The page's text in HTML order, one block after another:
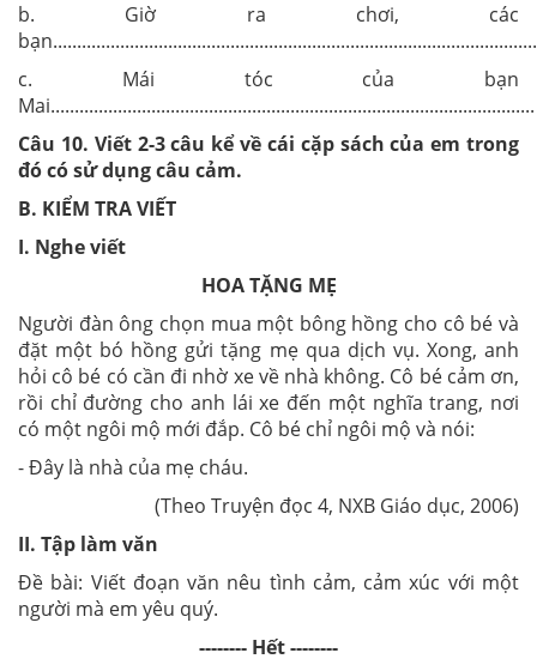
b. Giờ ra chơi, các
bạn.....................................................................................................
c. Mái tóc của bạn
Mai.....................................................................................................
Câu 10. Viết 2-3 câu kể về cái cặp sách của em trong
đó có sử dụng câu cảm.
B. KIỂM TRA VIẾT
I. Nghe viết
HOA TẶNG MẸ
Người đàn ông chọn mua một bông hồng cho cô bé và
đặt một bó hồng gửi tặng mẹ qua dịch vụ. Xong, anh
hỏi cô bé có cần đi nhờ xe về nhà không. Cô bé cảm ơn,
rồi chỉ đường cho anh lái xe đến một nghĩa trang, nơi
có một ngôi mộ mới đắp. Cô bé chỉ ngôi mộ và nói:
- Đây là nhà của mẹ cháu.
(Theo Truyện đọc 4, NXB Giáo dục, 2006)
II. Tập làm văn
Đề bài: Viết đoạn văn nêu tình cảm, cảm xúc với một
người mà em yêu quý.
-------- Hết --------